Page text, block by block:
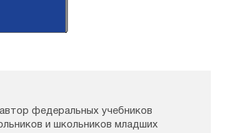
федеральных учебников
и школьников младших